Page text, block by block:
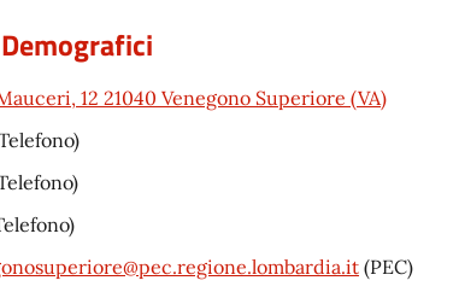
12 21040 Venegono Superiore (VA)
(PEC)